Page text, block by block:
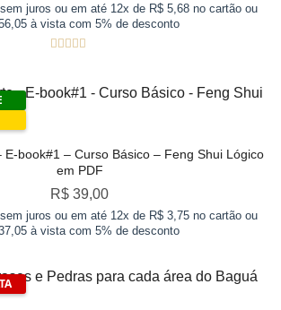
juros ou em até 12x de R$ 5,68 no cartão ou
à vista com 5% de desconto
E-book#1 – Curso Básico – Feng Shui Lógico
em PDF
R$ 39,00
juros ou em até 12x de R$ 3,75 no cartão ou
à vista com 5% de desconto